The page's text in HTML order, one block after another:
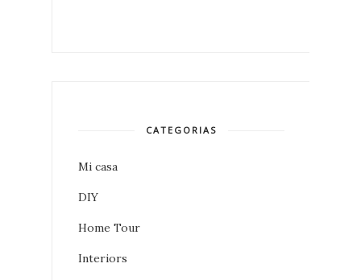
CATEGORIAS
Mi casa
DIY
Home Tour
Interiors